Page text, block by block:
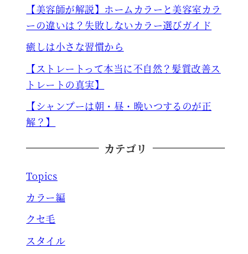
【美容師が解説】ホームカラーと美容室カラ
ーの違いは？失敗しないカラー選びガイド
癒しは小さな習慣から
【ストレートって本当に不自然？髪質改善ス
トレートの真実】
【シャンプーは朝・昼・晩いつするのが正
解？】
カテゴリ
Topics
カラー編
クセ毛
スタイル